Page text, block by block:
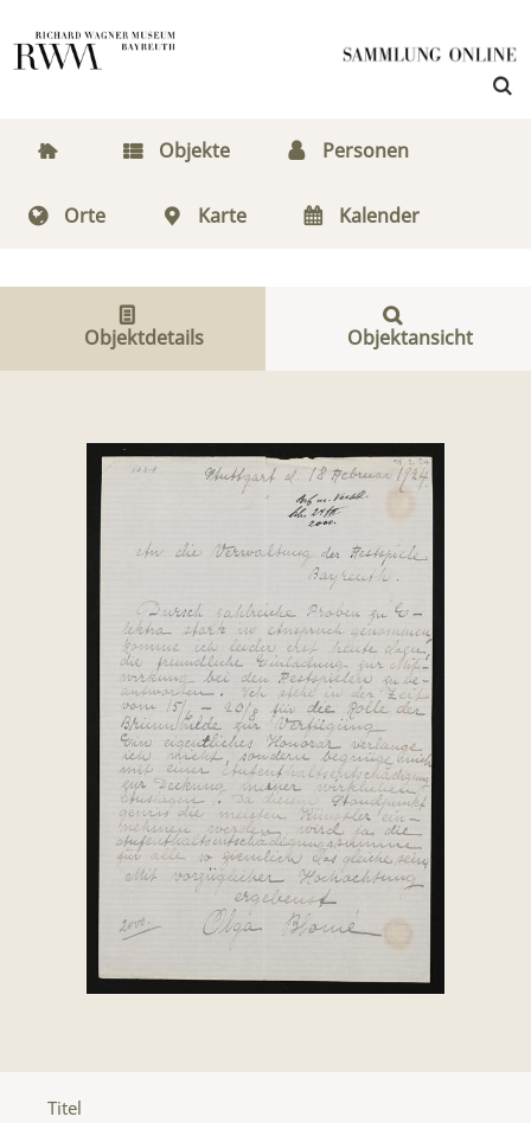
Objekte Personen
Orte Karte Kalender
Objektdetails Objektansicht
Titel